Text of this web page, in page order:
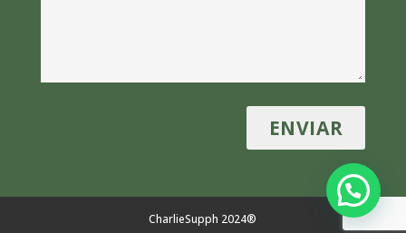
CharlieSupph 2024®